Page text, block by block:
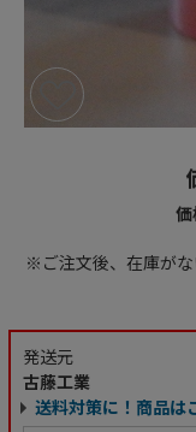
価
※ご注文後、在庫が
発送元
古藤工業
送料対策に！商品は